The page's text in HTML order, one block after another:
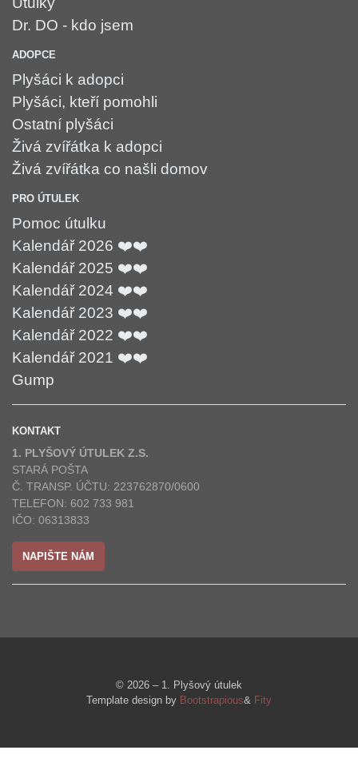
Dr. DO - kdo jsem
ADOPCE
Plyšáci k adopci
Plyšáci, kteří pomohli
Ostatní plyšáci
Živá zvířátka k adopci
Živá zvířátka co našli domov
PRO ÚTULEK
Pomoc útulku
Kalendář 2026 ❤️❤️
Kalendář 2025 ❤️❤️
Kalendář 2024 ❤️❤️
Kalendář 2023 ❤️❤️
Kalendář 2022 ❤️❤️
Kalendář 2021 ❤️❤️
Gump
KONTAKT
1. PLYŠOVÝ ÚTULEK Z.S.
STARÁ POŠTA
Č. TRANSP. ÚČTU: 223762870/0600
TELEFON: 602 733 981
IČO: 06313833
NAPIŠTE NÁM
© 2026 – 1. Plyšový útulek
Template design by Bootstrapious& Fity